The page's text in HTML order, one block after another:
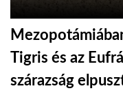
GLOBOTV BP
Tigris és az
szárazság